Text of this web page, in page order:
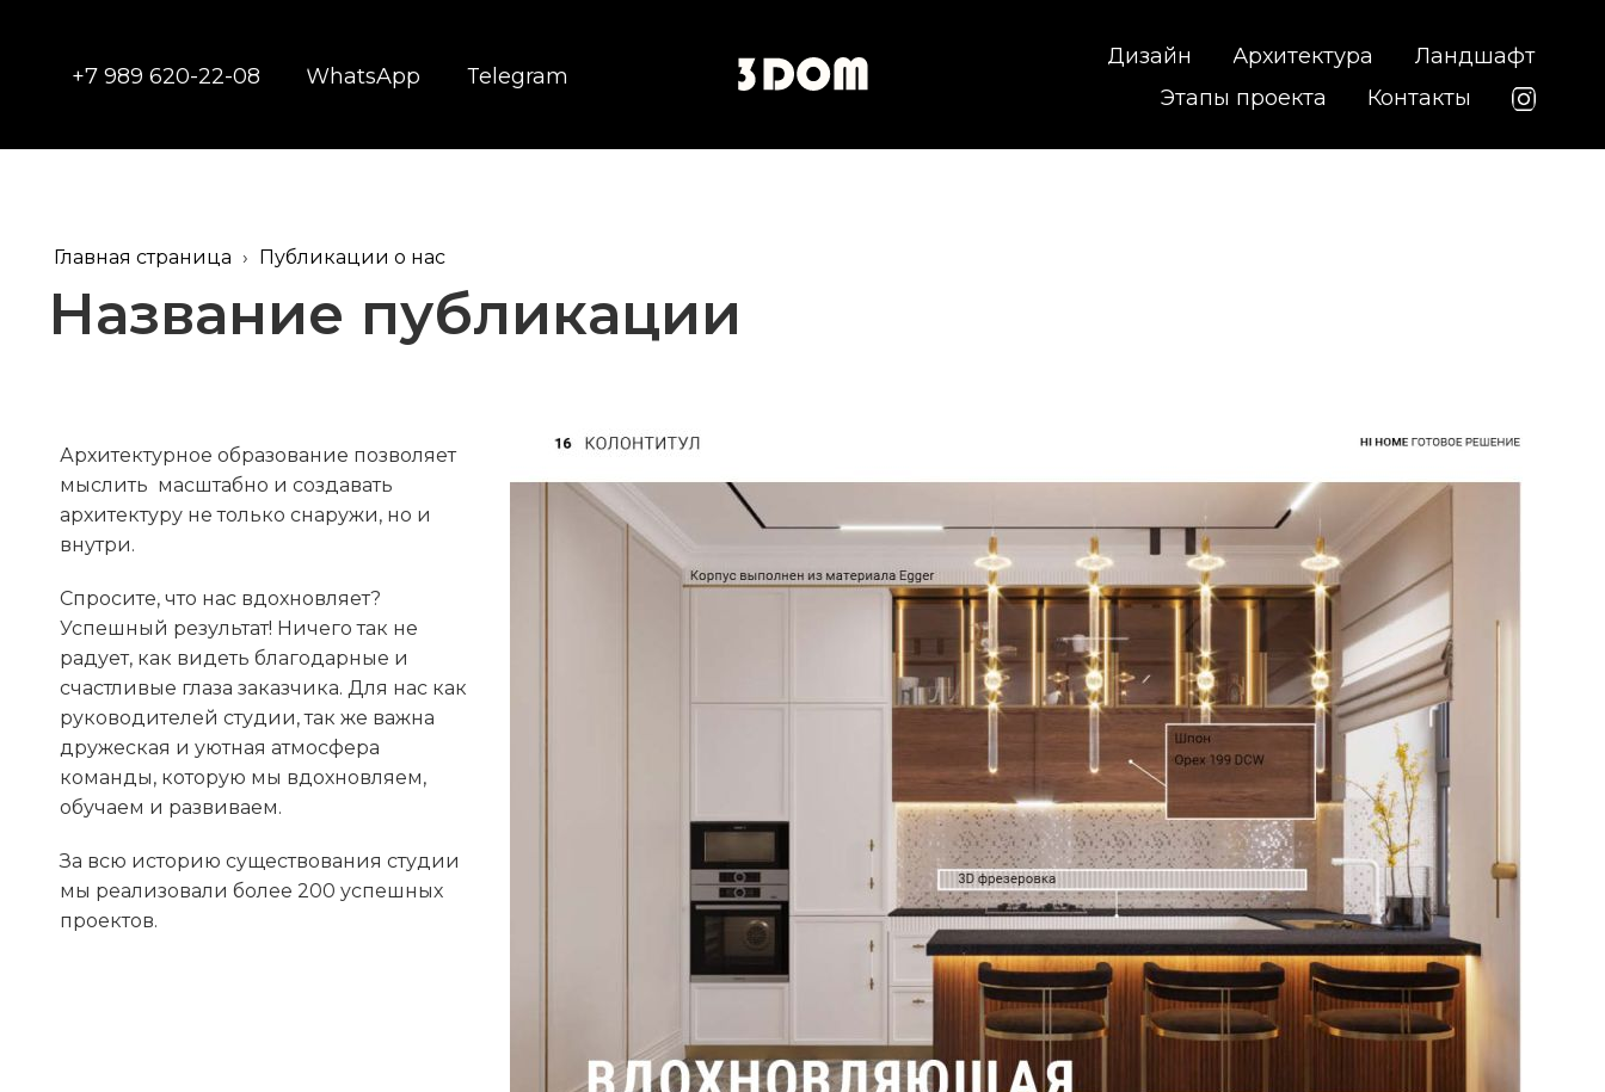
+7 989 620-22-08 WhatsApp Telegram
Дизайн Архитектура
Ландшафт
Этапы проекта
Контакты
Главная страница › Публикации о нас
Название публикации
Архитектурное образование позволяет
мыслить масштабно и создавать
архитектуру не только снаружи, но и
внутри.
Спросите, что нас вдохновляет?
Успешный результат! Ничего так не
радует, как видеть благодарные и
счастливые глаза заказчика. Для нас как
руководителей студии, так же важна
дружеская и уютная атмосфера
команды, которую мы вдохновляем,
обучаем и развиваем.
За всю историю существования студии
мы реализовали более 200 успешных
проектов.